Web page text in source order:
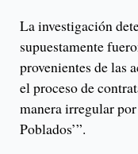
La investigación
supuestamente
provenientes de las
el proceso de
manera irregular
Poblados’”.